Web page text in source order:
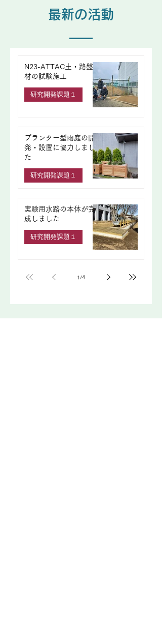
最新の活動
N23-ATTAC土・路盤
材の試験施工
研究開発課題１
プランター型雨庭の開
発・設置に協力しまし
た
研究開発課題１
実験用水路の本体が完
成しました
研究開発課題１
1 /4